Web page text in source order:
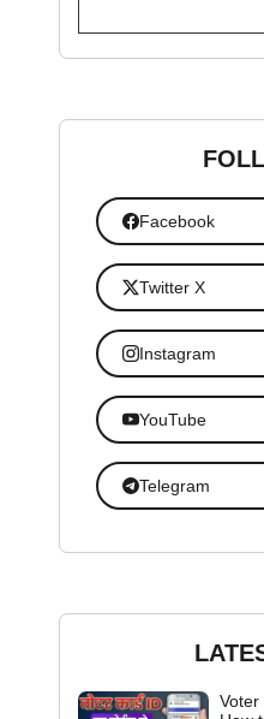
Facebook
Twitter X
Instagram
YouTube
Telegram
Voter